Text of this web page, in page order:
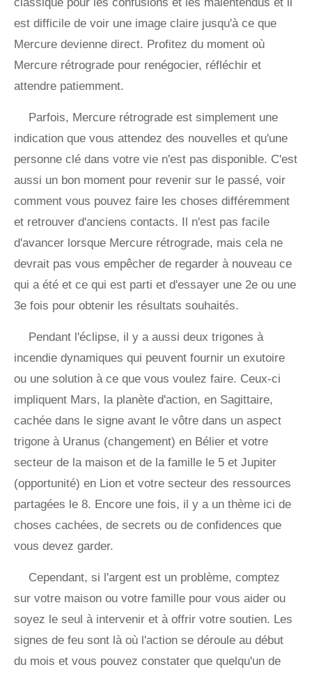
est difficile de voir une image claire jusqu'à ce que
Mercure devienne direct. Profitez du moment où
Mercure rétrograde pour renégocier, réfléchir et
attendre patiemment.
Parfois, Mercure rétrograde est simplement une
indication que vous attendez des nouvelles et qu'une
personne clé dans votre vie n'est pas disponible. C'est
aussi un bon moment pour revenir sur le passé, voir
comment vous pouvez faire les choses différemment
et retrouver d'anciens contacts. Il n'est pas facile
d'avancer lorsque Mercure rétrograde, mais cela ne
devrait pas vous empêcher de regarder à nouveau ce
qui a été et ce qui est parti et d'essayer une 2e ou une
3e fois pour obtenir les résultats souhaités.
Pendant l'éclipse, il y a aussi deux trigones à
incendie dynamiques qui peuvent fournir un exutoire
ou une solution à ce que vous voulez faire. Ceux-ci
impliquent Mars, la planète d'action, en Sagittaire,
cachée dans le signe avant le vôtre dans un aspect
trigone à Uranus (changement) en Bélier et votre
secteur de la maison et de la famille le 5 et Jupiter
(opportunité) en Lion et votre secteur des ressources
partagées le 8. Encore une fois, il y a un thème ici de
choses cachées, de secrets ou de confidences que
vous devez garder.
Cependant, si l'argent est un problème, comptez
sur votre maison ou votre famille pour vous aider ou
soyez le seul à intervenir et à offrir votre soutien. Les
signes de feu sont là où l'action se déroule au début
du mois et vous pouvez constater que quelqu'un de